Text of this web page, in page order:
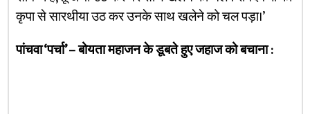
कृपा से सारथीया उठ कर उनके साथ खलेने को चल पड़ा।’
पांचवा ‘पर्चा’ – बोयता महाजन के डूबते हुए जहाज को बचाना :